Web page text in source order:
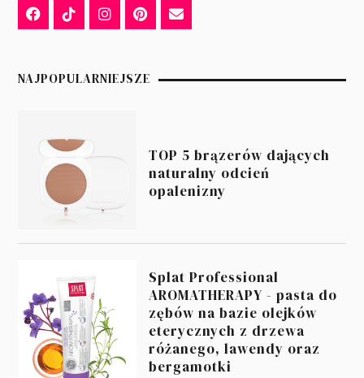
NAJPOPULARNIEJSZE
TOP 5 brązerów dających
naturalny odcień
opalenizny
Splat Professional
AROMATHERAPY - pasta do
zębów na bazie olejków
eterycznych z drzewa
różanego, lawendy oraz
bergamotki